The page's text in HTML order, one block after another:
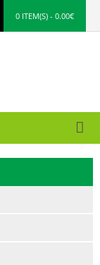
0 ITEM(S) - 0.00€